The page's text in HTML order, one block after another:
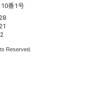
番1号
Reserved.